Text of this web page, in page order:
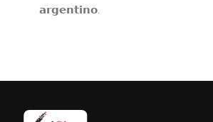
𝗮𝗿𝗴𝗲𝗻𝘁𝗶𝗻𝗼.